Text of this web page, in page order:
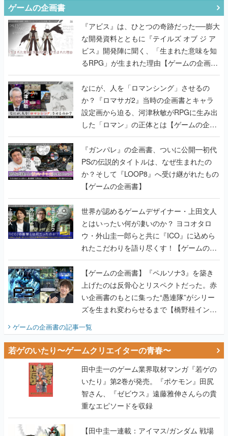
ゲームの企画書
『アビス』は、ひとつの奇跡だった──膨大
な開発資料とともに『テイルズ オブ ジ ア
ビス』開発陣に聞く、「生まれた意味を知
るRPG」が生まれた理由【ゲームの企画
書】
なにが、人を「ロマンシング」させるの
か？『ロマサガ2』当時の企画書とキャラ
設定画から迫る、河津秋敏がRPGに生み出
した「ロマン」の正体とは【ゲームの企画
書】
『ガンパレ』の企画書、ついに公開━初代
PSの伝説的タイトルは、なぜ生まれたの
か？そして『LOOP8』へ受け継がれたもの
【ゲームの企画書】
世界が認めるゲームデザイナー・上田文人
とはいったい何が凄いのか？ ヨコオタロ
ウ・外山圭一郎らと共に『ICO』に込めら
れたこだわりを語り尽くす！【ゲームの企
画書】
【ゲームの企画書】『ペルソナ3』を築き
上げたのは反骨心とリスペクトだった。赤
い企画書のもとに集った“愚連隊”がシリー
ズを生まれ変わらせるまで【橋野桂インタ
ゲームの企画書の記事一覧
若ゲのいたり〜ゲームクリエイターの青春〜
田中圭一のゲーム業界取材マンガ『若ゲの
いたり』第2巻が発売。『ポケモン』田尻
智さん、『ゼビウス』遠藤雅伸さんらの貴
重なエピソードを収録
【田中圭一連載：アイマス/ガンダム 戦場